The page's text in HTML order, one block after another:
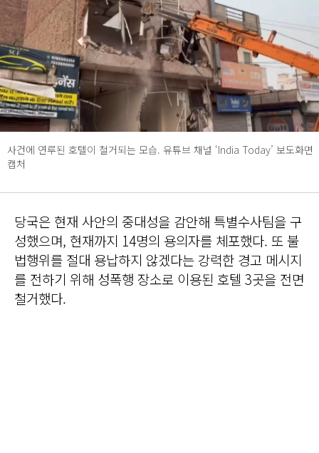
사건에 연루된 호텔이 철거되는 모습. 유튜브 채널 ‘India Today’ 보도화면
캡처
당국은 현재 사안의 중대성을 감안해 특별수사팀을 구
성했으며, 현재까지 14명의 용의자를 체포했다. 또 불
법행위를 절대 용납하지 않겠다는 강력한 경고 메시지
를 전하기 위해 성폭행 장소로 이용된 호텔 3곳을 전면
철거했다.